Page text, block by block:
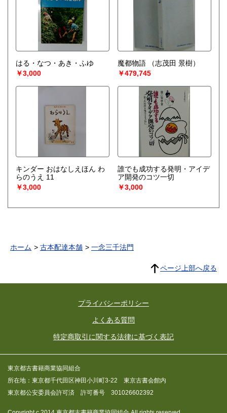
はる・なつ・あき・ふゆ
￥3,000
魔都物語
（志茂田 景樹）
￥479,745
キンダー おはなしえほん わ
らのうえ 11
￥3,000
誰でも成功する発明・アイデ
ア開発のコツ一切
￥3,000
ホーム 古本配達本舗 一念三千法門
ページ上部へ戻る
プライバシーポリシー
よくある質問
特定商取引に関する法律に基づく表記
東京都古書籍商業協同組合
所在地：東京都千代田区神田小川町3-22 東京古書会館内
東京都公安委員会許可済 許可番号 301026602392